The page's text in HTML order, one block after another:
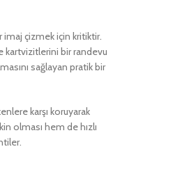
çizmek için kritiktir.
kartvizitlerini bir randevu
sağlayan pratik bir
karşı koruyarak
olması hem de hızlı